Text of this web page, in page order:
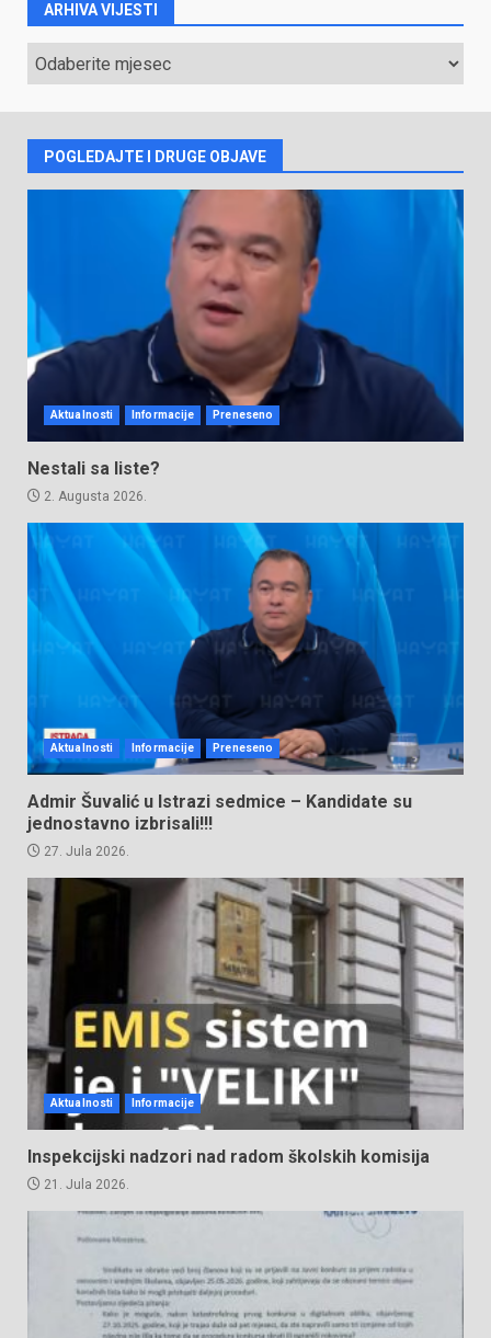
ARHIVA VIJESTI
ARHIVA
VIJESTI
POGLEDAJTE I DRUGE OBJAVE
Aktualnosti Informacije Preneseno
Nestali sa liste?
2. Augusta 2026.
Aktualnosti Informacije Preneseno
Admir Šuvalić u Istrazi sedmice – Kandidate su
jednostavno izbrisali!!!
27. Jula 2026.
Aktualnosti Informacije
Inspekcijski nadzori nad radom školskih komisija
21. Jula 2026.